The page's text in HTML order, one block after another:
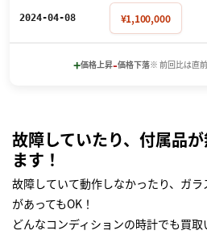
2024-04-08 ¥1,100,000
+価格上昇-価格下落※ 前回比は直
故障していたり、付属品
ます！
故障していて動作しなかったり、ガ
があってもOK！
どんなコンディションの時計でも買取